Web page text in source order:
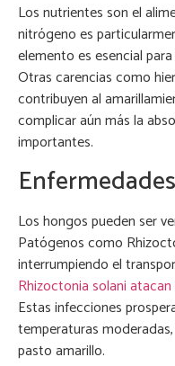
Los nutrientes son el
nitrógeno es
elemento es esencial
Otras carencias como
contribuyen al
complicar aún más la
importantes.
Los hongos pueden ser
Patógenos como
interrumpiendo el
Rhizoctonia solani
Estas infecciones
temperaturas
pasto amarillo.